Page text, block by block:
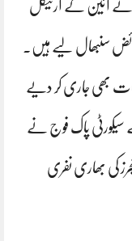
نے آئین کے آرٹیکل
سنبھال لیے ہیں۔
بھی جاری کر دیے
پاک فوج نے
کی بھاری نفری